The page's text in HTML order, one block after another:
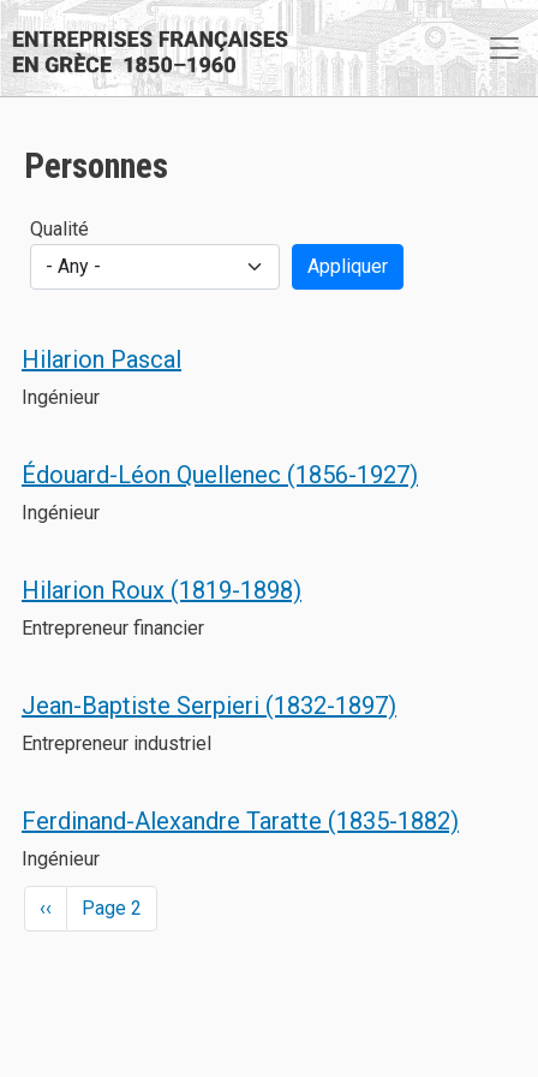
Skip to main content
Personnes
Qualité
Appliquer
Hilarion Pascal
Ingénieur
Édouard-Léon Quellenec (1856-1927)
Ingénieur
Hilarion Roux (1819-1898)
Entrepreneur financier
Jean-Baptiste Serpieri (1832-1897)
Entrepreneur industriel
Ferdinand-Alexandre Taratte (1835-1882)
Ingénieur
Pagination
Previous page
‹‹ Page 2